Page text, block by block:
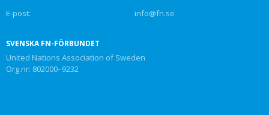
E-post: info@fn.se
SVENSKA FN-FÖRBUNDET
United Nations Association of Sweden
Org.nr: 802000–9232